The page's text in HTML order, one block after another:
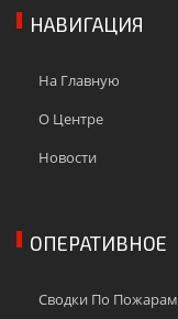
НАВИГАЦИЯ
На Главную
О Центре
Новости
ОПЕРАТИВНОЕ
Сводки По Пожарам